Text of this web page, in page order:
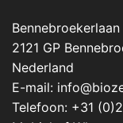
Bennebroekerlaan
2121 GP
Nederland
E-mail:
Telefoon: +31